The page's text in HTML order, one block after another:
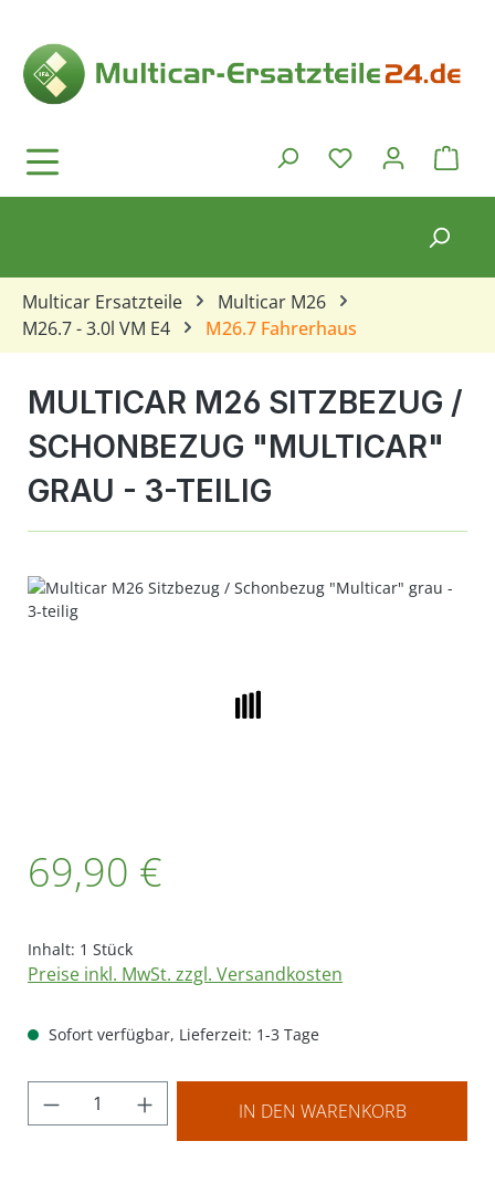
Du hast 0
Multicar Ersatzteile
Multicar M26
M26.7 - 3.0l VM E4
M26.7 Fahrerhaus
MULTICAR M26 SITZBEZUG /
SCHONBEZUG "MULTICAR"
GRAU - 3-TEILIG
Bildergalerie überspringen
69,90 €
Inhalt: 1 Stück
Preise inkl. MwSt. zzgl. Versandkosten
Sofort verfügbar, Lieferzeit: 1-3 Tage
Produkt Anzahl: Gib den gewünschten
IN DEN WARENKORB